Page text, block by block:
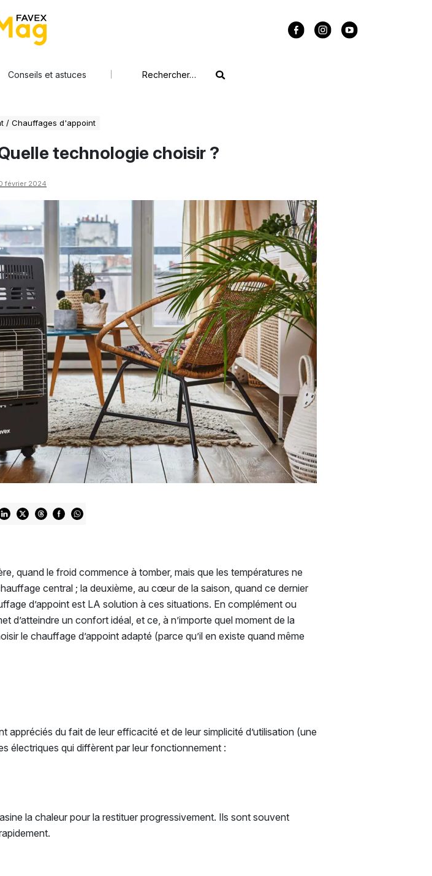
Conseils et astuces
/ Chauffages d'appoint
technologie choisir ?
février 2024
quand le froid commence à tomber, mais que les températures ne
central ; la deuxième, au cœur de la saison, quand ce dernier
d’appoint est LA solution à ces situations. En complément ou
d’atteindre un confort idéal, et ce, à n’importe quel moment de la
le chauffage d’appoint adapté (parce qu’il en existe quand même
du fait de leur efficacité et de leur simplicité d’utilisation (une
électriques qui diffèrent par leur fonctionnement :
la chaleur pour la restituer progressivement. Ils sont souvent